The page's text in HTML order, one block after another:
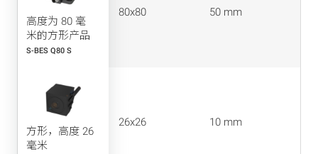
高度为 80 毫
米的方形产品
S-BES Q80 S
80x80 50 mm
方形，高度 26
毫米
26x26 10 mm